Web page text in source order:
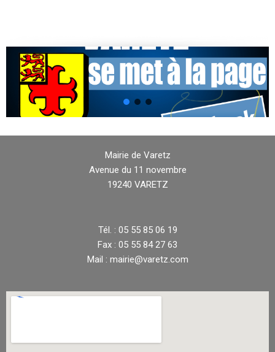
Mairie de Varetz
Avenue du 11 novembre
19240 VARETZ
Tél. : 05 55 85 06 19
Fax : 05 55 84 27 63
Mail : mairie@varetz.com